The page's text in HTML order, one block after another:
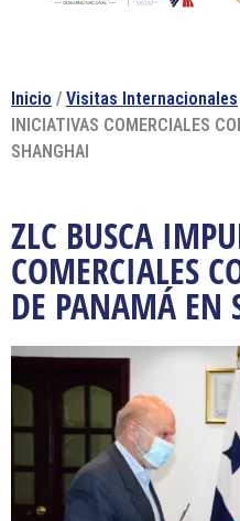
Inicio / Visitas Internacionales
INICIATIVAS COMERCIALES
SHANGHAI
ZLC BUSCA
COMERCIALES
DE PANAMÁ EN